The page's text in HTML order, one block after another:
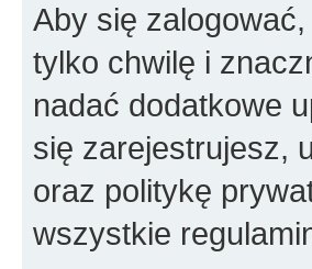
Aby się
tylko chwilę i
nadać dodatkowe
się zarejestrujesz,
oraz politykę
wszystkie